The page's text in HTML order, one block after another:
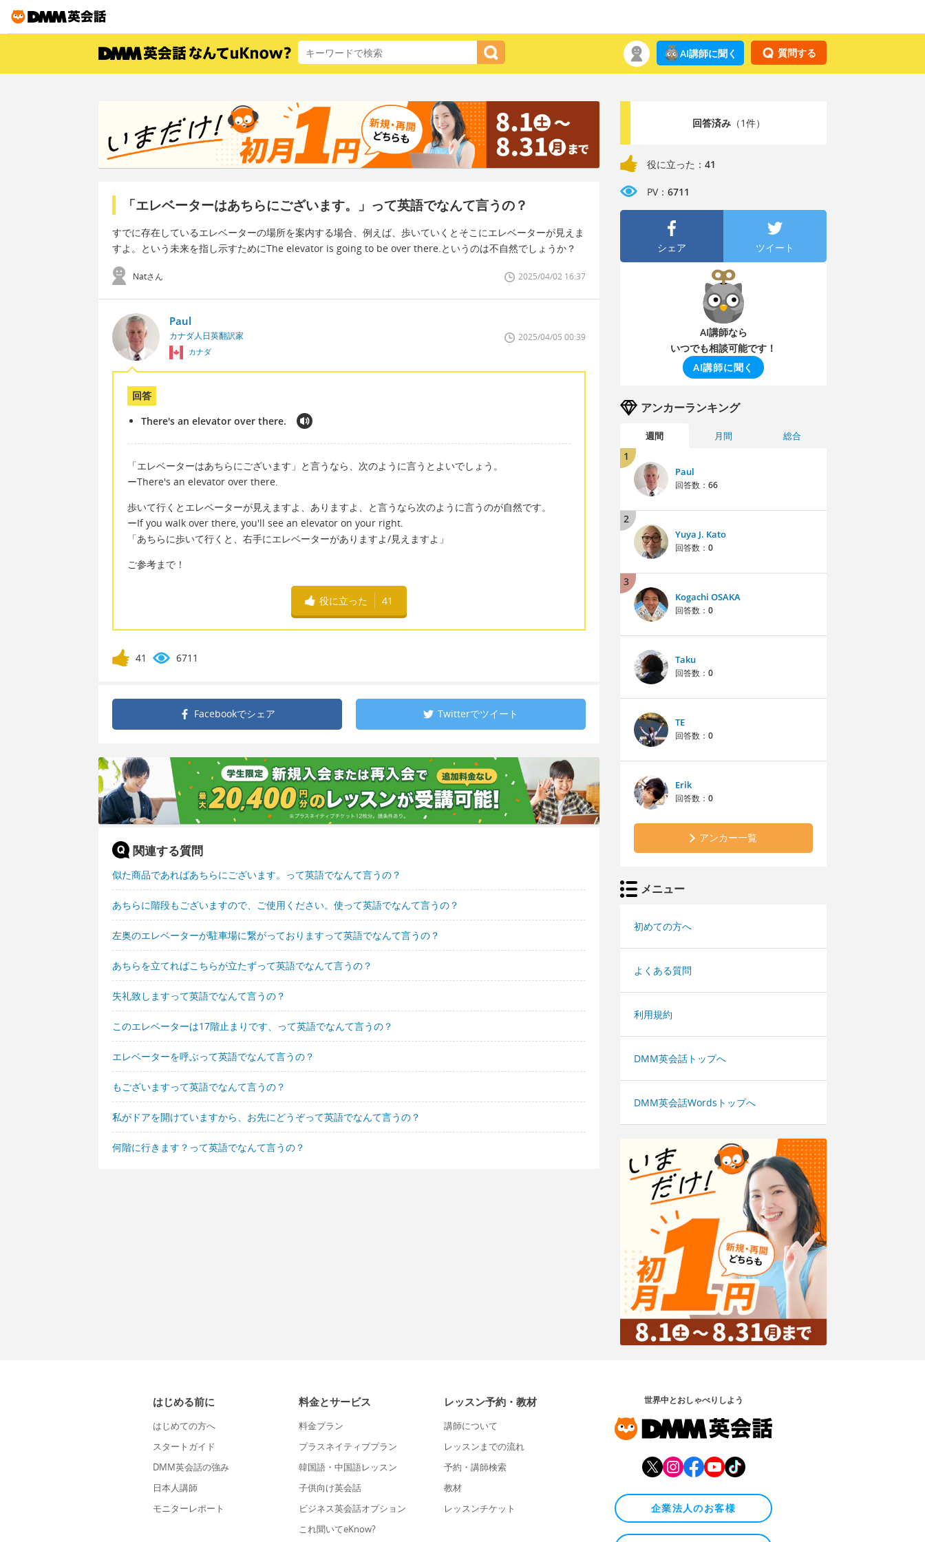
質問する
AI講師に聞く
「エレベーターはあちらにございます。」って英語でなんて言うの？
すでに存在しているエレベーターの場所を案内する場合、例えば、歩いていくとそこにエレベーターが見えま
すよ。という未来を指し示すためにThe elevator is going to be over there.というのは不自然でしょうか？
Natさん 2025/04/02 16:37
Paul
カナダ人日英翻訳家
カナダ
2025/04/05 00:39
回答
There's an elevator over there.
「エレベーターはあちらにございます」と言うなら、次のように言うとよいでしょう。
ーThere's an elevator over there.
歩いて行くとエレベーターが見えますよ、ありますよ、と言うなら次のように言うのが自然です。
ーIf you walk over there, you'll see an elevator on your right.
「あちらに歩いて行くと、右手にエレベーターがありますよ/見えますよ」
ご参考まで！
役に立った 41
41 6711
Facebookでシェア Twitterでツイート
関連する質問
似た商品であればあちらにございます。って英語でなんて言うの？
あちらに階段もございますので、ご使用ください。使って英語でなんて言うの？
左奥のエレベーターが駐車場に繋がっておりますって英語でなんて言うの？
あちらを立てればこちらが立たずって英語でなんて言うの？
失礼致しますって英語でなんて言うの？
このエレベーターは17階止まりです、って英語でなんて言うの？
エレベーターを呼ぶって英語でなんて言うの？
もございますって英語でなんて言うの？
私がドアを開けていますから、お先にどうぞって英語でなんて言うの？
何階に行きます？って英語でなんて言うの？
回答済み（1件）
役に立った： 41
PV： 6711
シェア ツイート
AI講師なら
いつでも相談可能です！
AI講師に聞く
アンカーランキング
週間 月間 総合
1
Paul
回答数： 66
2
Yuya J. Kato
回答数： 0
3
Kogachi OSAKA
回答数： 0
Taku
回答数： 0
TE
回答数： 0
Erik
回答数： 0
アンカー一覧
メニュー
初めての方へ
よくある質問
利用規約
DMM英会話トップへ
DMM英会話Wordsトップへ
はじめる前に
はじめての方へ
スタートガイド
DMM英会話の強み
日本人講師
モニターレポート
料金とサービス
料金プラン
プラスネイティブプラン
韓国語・中国語レッスン
子供向け英会話
ビジネス英会話オプション
これ聞いてeKnow?
レッスン予約・教材
講師について
レッスンまでの流れ
予約・講師検索
教材
レッスンチケット
世界中とおしゃべりしよう
企業法人のお客様